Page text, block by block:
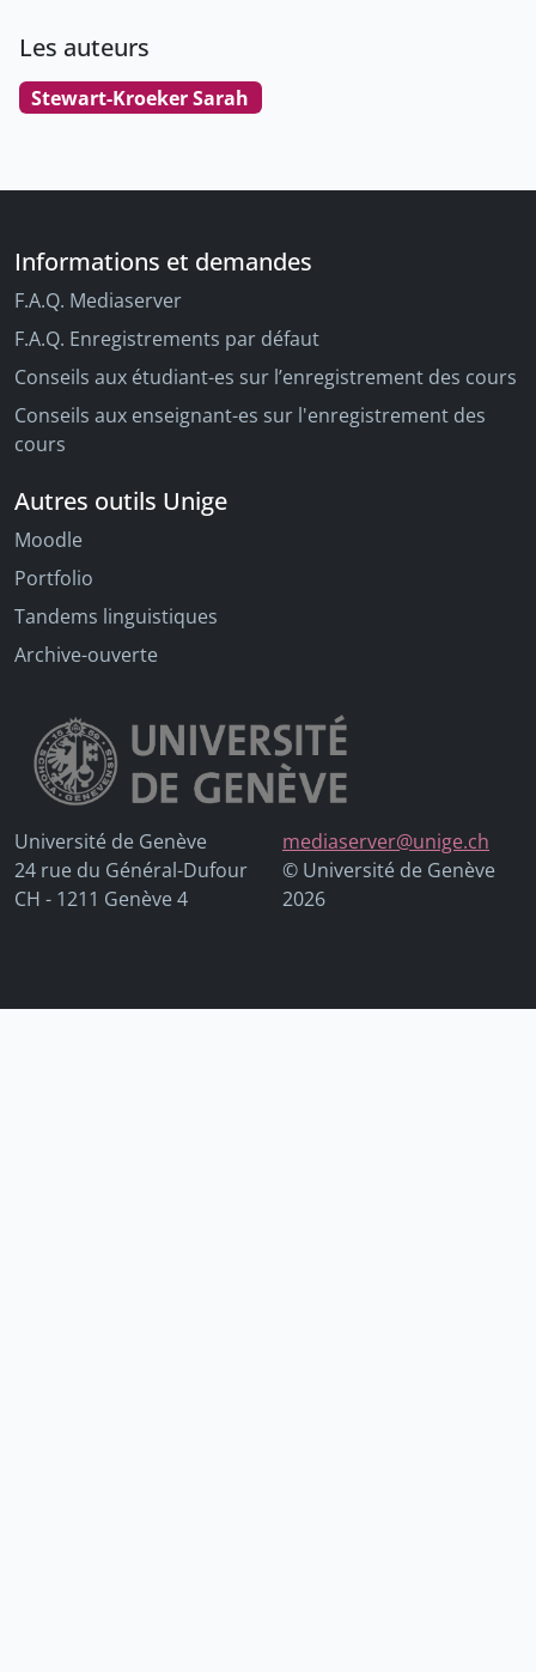
Les auteurs
Stewart-Kroeker Sarah
Informations et demandes
F.A.Q. Mediaserver
F.A.Q. Enregistrements par défaut
Conseils aux étudiant-es sur l’enregistrement des cours
Conseils aux enseignant-es sur l'enregistrement des
cours
Autres outils Unige
Moodle
Portfolio
Tandems linguistiques
Archive-ouverte
Université de Genève
24 rue du Général-Dufour
CH - 1211 Genève 4
mediaserver@unige.ch
© Université de Genève
2026